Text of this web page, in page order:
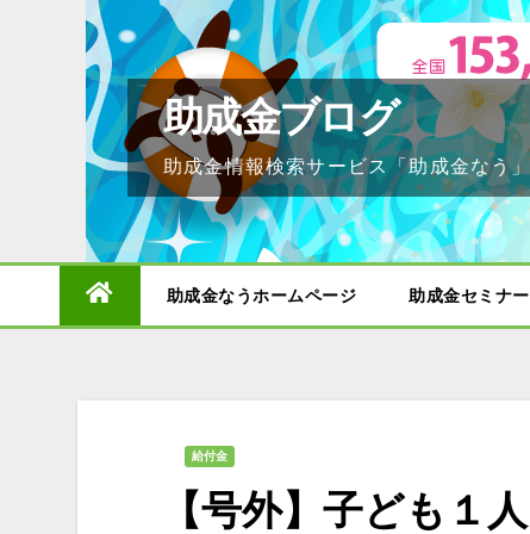
助成金ブログ
助成金情報検索サービス「助成金なう
助成金なうホームページ 助成金セミナー
給付金
【号外】子ども１